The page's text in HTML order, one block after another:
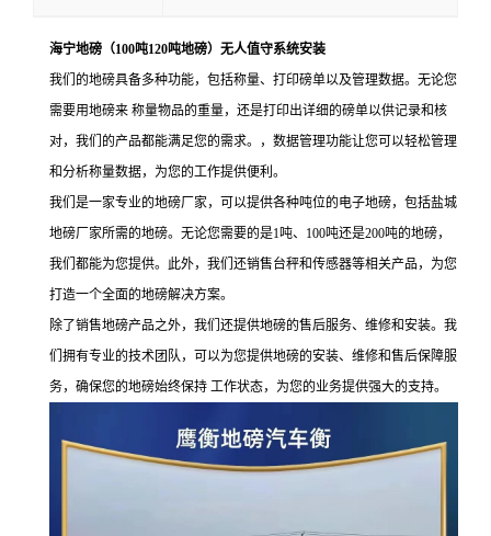
海宁地磅（100吨120吨地磅）无人值守系统安装
我们的地磅具备多种功能，包括称量、打印磅单以及管理数据。无论您
需要用地磅来 称量物品的重量，还是打印出详细的磅单以供记录和核
对，我们的产品都能满足您的需求。，数据管理功能让您可以轻松管理
和分析称量数据，为您的工作提供便利。
我们是一家专业的地磅厂家，可以提供各种吨位的电子地磅，包括盐城
地磅厂家所需的地磅。无论您需要的是1吨、100吨还是200吨的地磅，
我们都能为您提供。此外，我们还销售台秤和传感器等相关产品，为您
打造一个全面的地磅解决方案。
除了销售地磅产品之外，我们还提供地磅的售后服务、维修和安装。我
们拥有专业的技术团队，可以为您提供地磅的安装、维修和售后保障服
务，确保您的地磅始终保持 工作状态，为您的业务提供强大的支持。